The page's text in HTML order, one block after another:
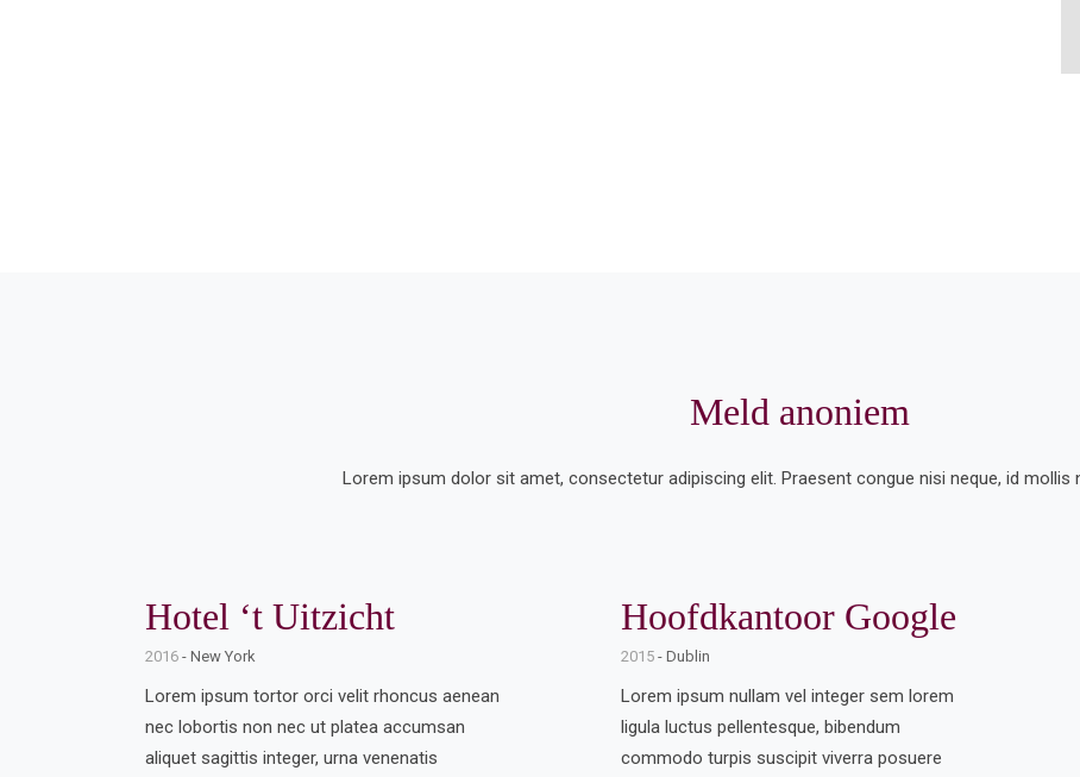
Meld anoniem
Lorem ipsum dolor sit amet, consectetur adipiscing elit. Praesent congue nisi neque, id mollis
Hotel ‘t Uitzicht
2016 - New York
Lorem ipsum tortor orci velit rhoncus aenean
nec lobortis non nec ut platea accumsan
aliquet sagittis integer, urna venenatis
Hoofdkantoor Google
2015 - Dublin
Lorem ipsum nullam vel integer sem lorem
ligula luctus pellentesque, bibendum
commodo turpis suscipit viverra posuere